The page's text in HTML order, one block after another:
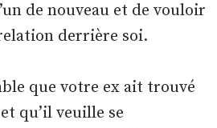
de nouveau et de vouloir
derrière soi.
que votre ex ait trouvé
qu’il veuille se